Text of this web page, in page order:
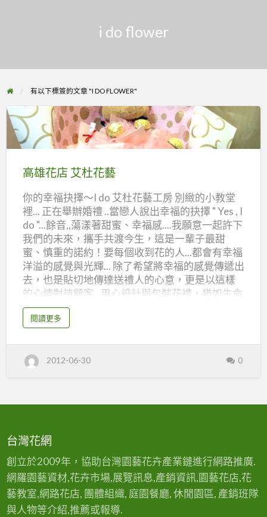
i do flower
有以下標簽的文章 "I DO FLOWER"
高
雄
高雄花店 艾杜花藝
你的幸福抉擇～I do 艾杜花藝工房 別緻的小教堂
裡... 正在舉辦婚禮 ..當戀人說出幸福的抉擇 " Yes , I
do "...餘音,,蕩漾著甜蜜、幸福感....我願意一起許下
我們的未來，攜手共渡今生，這是一輩子最甜
蜜、慎重的諾約！要每個收到花的人...都會有幸福
洋溢的感覺與光輝... 除了希望將幸福的感覺傳遞出
去，也是貼切地傳達送禮人的心意，更是以這樣
的心情對待顧客...用心設計與包裝花禮，猶如生命
中伴侶共同分享、承擔彼此.....一起實踐那份摯
愛、重要的誓約。 我們經營實體花店與網路花
節慶花束、禮品、花籃、盆栽，還有主題婚禮佈
置，提供客戶透明的商品報價，主題式、客製化
設計、會場佈置經驗，曾服務於高雄情懷走私、
法的花禮禮品選擇。 我們所堅持的原則：花禮新
鮮、主花朵數顏色相同。但因季節市場短缺之不
可抗拒因素，以致配花或其他花材缺乏，如為兩
天前預定我們將與您電話連繫，更換主花花材。
若無法聯絡上，我們將以同等值花材設計…
閱讀更多
o
t
雄
艾
藝
2012-06-30 0
台灣花網
創立於2009年，協助台灣園藝花卉產業鏈進行網路推廣.
網羅園藝資材,花卉市場,展覽訊息,產銷資訊,園藝花店,花
藝教室,網路花店, 團體組織, 庭園餐廳, 休閒園區, 產銷班隊
與人物等介紹,推薦或報導.